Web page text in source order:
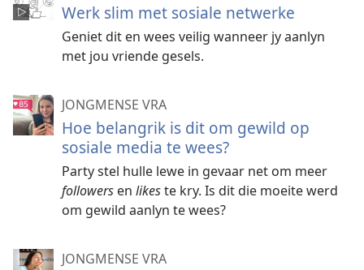
Werk slim met sosiale netwerke
Geniet dit en wees veilig wanneer jy aanlyn
met jou vriende gesels.
JONGMENSE VRA
Hoe belangrik is dit om gewild op
sosiale media te wees?
Party stel hulle lewe in gevaar net om meer
followers en likeste kry. Is dit die moeite werd
om gewild aanlyn te wees?
JONGMENSE VRA